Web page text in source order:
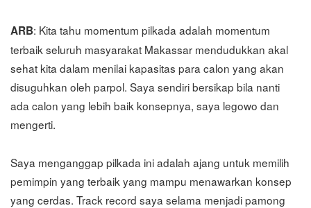
ARB: Kita tahu momentum pilkada adalah momentum
terbaik seluruh masyarakat Makassar mendudukkan akal
sehat kita dalam menilai kapasitas para calon yang akan
disuguhkan oleh parpol. Saya sendiri bersikap bila nanti
ada calon yang lebih baik konsepnya, saya legowo dan
mengerti.
Saya menganggap pilkada ini adalah ajang untuk memilih
pemimpin yang terbaik yang mampu menawarkan konsep
yang cerdas. Track record saya selama menjadi pamong